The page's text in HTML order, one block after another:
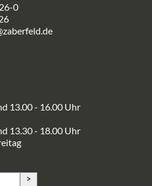
0
13.00 - 16.00 Uhr
13.30 - 18.00 Uhr
>